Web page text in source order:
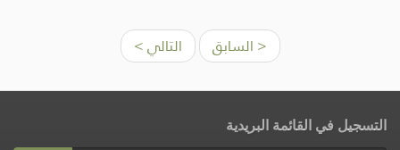
< السابق التالي >
التسجيل في القائمة البريدية